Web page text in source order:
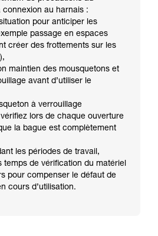
connexion au harnais :
pour anticiper les
passage en espaces
créer des frottements sur les
maintien des mousquetons et
avant d’utiliser le
à verrouillage
lors de chaque ouverture
la bague est complètement
les périodes de travail,
temps de vérification du matériel
pour compenser le défaut de
cours d’utilisation.